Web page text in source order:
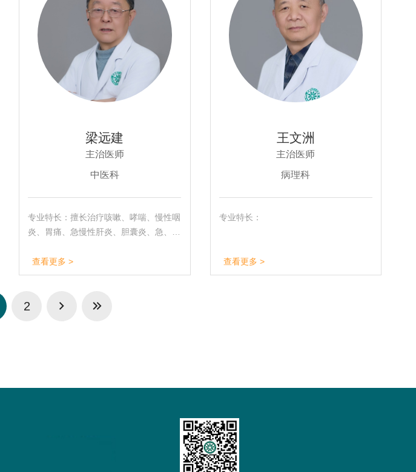
梁远建
主治医师
中医科
专业特长：擅长治疗咳嗽、哮喘、慢性咽
炎、胃痛、急慢性肝炎、胆囊炎、急、慢
血、中风后遗症、风湿、腰痛、失眠、忧
郁症、更年期综合症、痛经、月经不调及
查看更多 >
王文洲
主治医师
病理科
专业特长：
查看更多 >
2